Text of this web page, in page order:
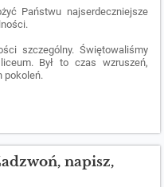
Państwu najserdeczniejsze
szczególny. Świętowaliśmy
Był to czas wzruszeń,
pokoleń.
napisz,